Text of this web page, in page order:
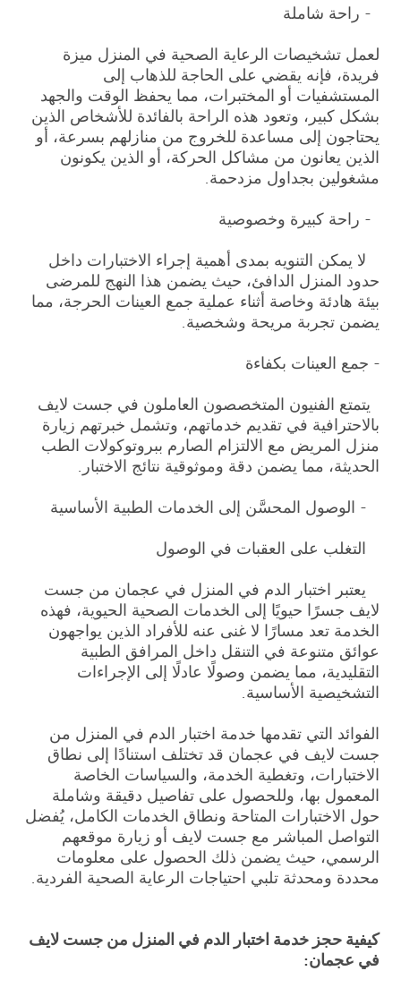
- راحة شاملة
لعمل تشخيصات الرعاية الصحية في المنزل ميزة
فريدة، فإنه يقضي على الحاجة للذهاب إلى
المستشفيات أو المختبرات، مما يحفظ الوقت والجهد
بشكل كبير، وتعود هذه الراحة بالفائدة للأشخاص الذين
يحتاجون إلى مساعدة للخروج من منازلهم بسرعة، أو
الذين يعانون من مشاكل الحركة، أو الذين يكونون
مشغولين بجداول مزدحمة.
- راحة كبيرة وخصوصية
لا يمكن التنويه بمدى أهمية إجراء الاختبارات داخل
حدود المنزل الدافئ، حيث يضمن هذا النهج للمرضى
بيئة هادئة وخاصة أثناء عملية جمع العينات الحرجة، مما
يضمن تجربة مريحة وشخصية.
- جمع العينات بكفاءة
يتمتع الفنيون المتخصصون العاملون في جست لايف
بالاحترافية في تقديم خدماتهم، وتشمل خبرتهم زيارة
منزل المريض مع الالتزام الصارم ببروتوكولات الطب
الحديثة، مما يضمن دقة وموثوقية نتائج الاختبار.
- الوصول المحسَّن إلى الخدمات الطبية الأساسية
التغلب على العقبات في الوصول
يعتبر اختبار الدم في المنزل في عجمان من جست
لايف جسرًا حيويًا إلى الخدمات الصحية الحيوية، فهذه
الخدمة تعد مسارًا لا غنى عنه للأفراد الذين يواجهون
عوائق متنوعة في التنقل داخل المرافق الطبية
التقليدية، مما يضمن وصولًا عادلًا إلى الإجراءات
التشخيصية الأساسية.
الفوائد التي تقدمها خدمة اختبار الدم في المنزل من
جست لايف في عجمان قد تختلف استنادًا إلى نطاق
الاختبارات، وتغطية الخدمة، والسياسات الخاصة
المعمول بها، وللحصول على تفاصيل دقيقة وشاملة
حول الاختبارات المتاحة ونطاق الخدمات الكامل، يُفضل
التواصل المباشر مع جست لايف أو زيارة موقعهم
الرسمي، حيث يضمن ذلك الحصول على معلومات
محددة ومحدثة تلبي احتياجات الرعاية الصحية الفردية.
كيفية حجز خدمة اختبار الدم في المنزل من جست لايف
في عجمان: